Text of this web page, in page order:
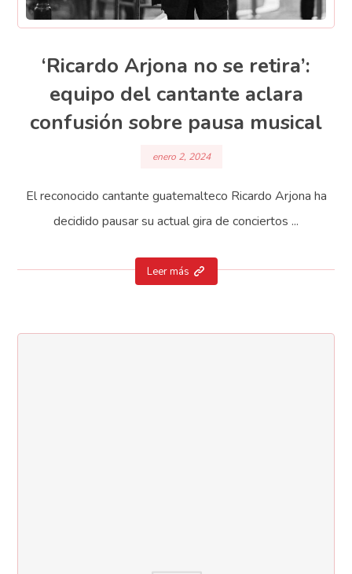
‘Ricardo Arjona no se retira’:
equipo del cantante aclara
confusión sobre pausa musical
enero 2, 2024
El reconocido cantante guatemalteco Ricardo Arjona ha
decidido pausar su actual gira de conciertos ...
Leer más